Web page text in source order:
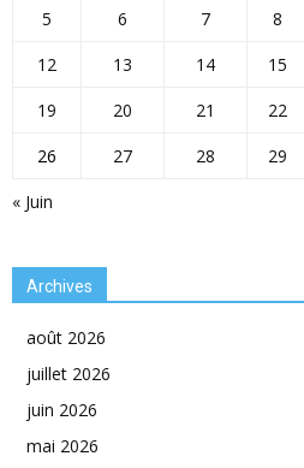
« Juin
5
6 7 8
12
13 14 15
19
20 21 22
26
27 28 29
Archives
août 2026
juillet 2026
juin 2026
mai 2026